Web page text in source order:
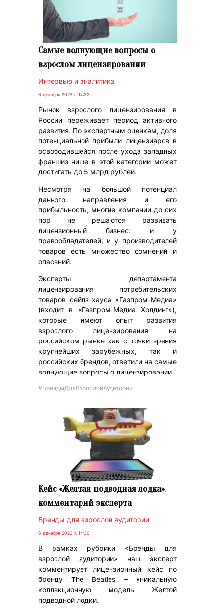
Самые волнующие вопросы о
взрослом лицензировании
Интервью и аналитика
6 декабря 2023 г. 14:32
Рынок взрослого лицензирования в
России переживает период активного
развития. По экспертным оценкам, доля
потенциальной прибыли лицензиаров в
освободившейся после ухода западных
франшиз нише в этой категории может
достигать до 5 млрд рублей.
Несмотря на большой потенциал
данного направления и его
прибыльность, многие компании до сих
пор не решаются развивать
лицензионный бизнес: и у
правообладателей, и у производителей
товаров есть множество сомнений и
опасений.
Эксперты департамента
лицензирования потребительских
товаров сейлз-хауса «Газпром-Медиа»
(входит в «Газпром-Медиа Холдинг»),
которые имеют опыт развития
взрослого лицензирования на
российском рынке как с точки зрения
крупнейших зарубежных, так и
российских брендов, ответили на самые
волнующие вопросы о лицензировании.
#БрендыДляВзрослойАудитории
Кейс «Желтая подводная лодка»,
комментарий эксперта
Бренды для взрослой аудитории
6 декабря 2023 г. 14:30
В рамках рубрики «Бренды для
взрослой аудитории» наш эксперт
комментирует лицензионный кейс по
бренду The Beatles – уникальную
коллекционную модель Желтой
подводной лодки.